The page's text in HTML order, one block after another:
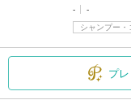
-
-
シャンプー・
プ